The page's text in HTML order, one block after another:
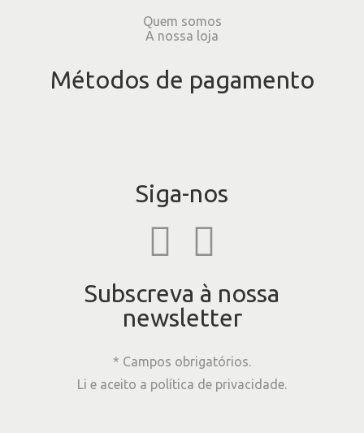
Quem somos
A nossa loja
Métodos de pagamento
Siga-nos
Subscreva à nossa
newsletter
* Campos obrigatórios.
Li e aceito a política de privacidade.